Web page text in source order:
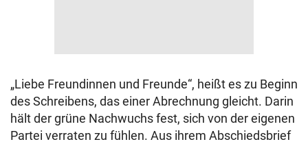
„Liebe Freundinnen und Freunde“, heißt es zu Beginn
des Schreibens, das einer Abrechnung gleicht. Darin
hält der grüne Nachwuchs fest, sich von der eigenen
Partei verraten zu fühlen. Aus ihrem Abschiedsbrief